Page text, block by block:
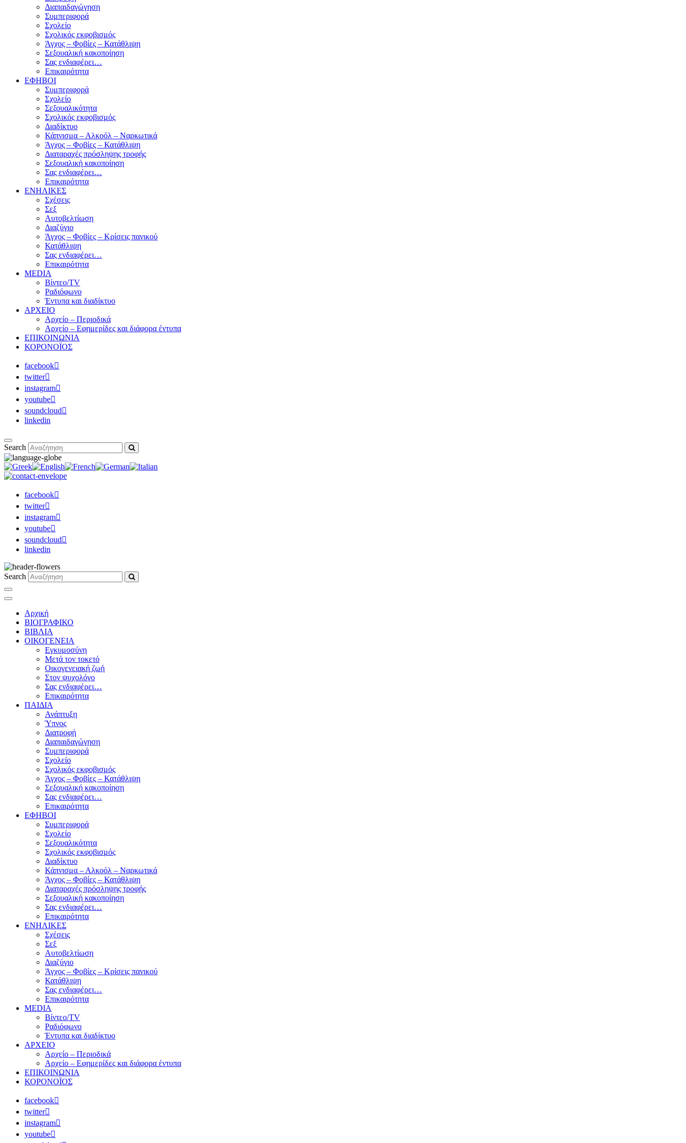
Διαπαιδαγώγηση
Συμπεριφορά
Σχολείο
Σχολικός εκφοβισμός
Άγχος – Φοβίες – Κατάθλιψη
Σεξουαλική κακοποίηση
Σας ενδιαφέρει…
Επικαιρότητα
ΕΦΗΒΟΙ
Συμπεριφορά
Σχολείο
Σεξουαλικότητα
Σχολικός εκφοβισμός
Διαδίκτυο
Κάπνισμα – Αλκοόλ – Ναρκωτικά
Άγχος – Φοβίες – Κατάθλιψη
Διαταραχές πρόσληψης τροφής
Σεξουαλική κακοποίηση
Σας ενδιαφέρει…
Επικαιρότητα
ΕΝΗΛΙΚΕΣ
Σχέσεις
Σεξ
Αυτοβελτίωση
Διαζύγιο
Άγχος – Φοβίες – Κρίσεις πανικού
Κατάθλιψη
Σας ενδιαφέρει…
Επικαιρότητα
MEDIA
Βίντεο/TV
Ραδιόφωνο
Έντυπα και διαδίκτυο
ΑΡΧΕΙΟ
Αρχείο – Περιοδικά
Αρχείο – Εφημερίδες και διάφορα έντυπα
ΕΠΙΚΟΙΝΩΝΙΑ
ΚΟΡΟΝΟΪΟΣ
facebook
twitter
instagram
youtube
soundcloud
linkedin
Search
facebook
twitter
instagram
youtube
soundcloud
linkedin
Search
Αρχική
ΒΙΟΓΡΑΦΙΚΟ
ΒΙΒΛΙΑ
ΟΙΚΟΓΕΝΕΙΑ
Εγκυμοσύνη
Μετά τον τοκετό
Οικογενειακή ζωή
Στον ψυχολόγο
Σας ενδιαφέρει…
Επικαιρότητα
ΠΑΙΔΙΑ
Ανάπτυξη
Ύπνος
Διατροφή
Διαπαιδαγώγηση
Συμπεριφορά
Σχολείο
Σχολικός εκφοβισμός
Άγχος – Φοβίες – Κατάθλιψη
Σεξουαλική κακοποίηση
Σας ενδιαφέρει…
Επικαιρότητα
ΕΦΗΒΟΙ
Συμπεριφορά
Σχολείο
Σεξουαλικότητα
Σχολικός εκφοβισμός
Διαδίκτυο
Κάπνισμα – Αλκοόλ – Ναρκωτικά
Άγχος – Φοβίες – Κατάθλιψη
Διαταραχές πρόσληψης τροφής
Σεξουαλική κακοποίηση
Σας ενδιαφέρει…
Επικαιρότητα
ΕΝΗΛΙΚΕΣ
Σχέσεις
Σεξ
Αυτοβελτίωση
Διαζύγιο
Άγχος – Φοβίες – Κρίσεις πανικού
Κατάθλιψη
Σας ενδιαφέρει…
Επικαιρότητα
MEDIA
Βίντεο/TV
Ραδιόφωνο
Έντυπα και διαδίκτυο
ΑΡΧΕΙΟ
Αρχείο – Περιοδικά
Αρχείο – Εφημερίδες και διάφορα έντυπα
ΕΠΙΚΟΙΝΩΝΙΑ
ΚΟΡΟΝΟΪΟΣ
facebook
twitter
instagram
youtube